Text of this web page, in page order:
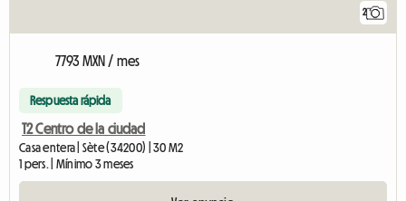
2
7793 MXN / mes
Respuesta rápida
T2 Centro de la ciudad
Casa entera | Sète (34200) | 30 M2
1 pers. | Mínimo 3 meses